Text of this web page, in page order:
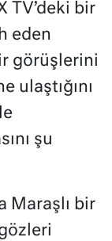
TV’deki bir
eden
görüşlerini
ulaştığını
şu
Maraşlı bir